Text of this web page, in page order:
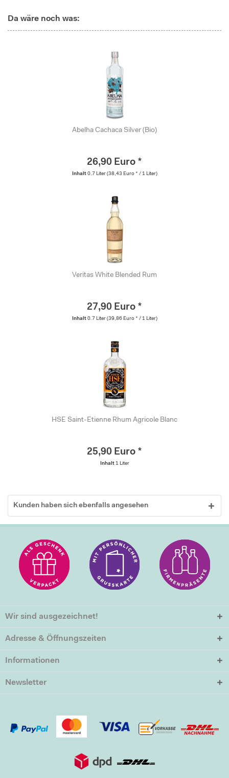
Da wäre noch was:
Abelha Cachaca Silver (Bio)
26,90 Euro *
Inhalt 0.7 Liter (38,43 Euro * / 1 Liter)
Veritas White Blended Rum
27,90 Euro *
Inhalt 0.7 Liter (39,86 Euro * / 1 Liter)
HSE Saint-Etienne Rhum Agricole Blanc
25,90 Euro *
Inhalt 1 Liter
Kunden haben sich ebenfalls angesehen
Wir sind ausgezeichnet!
Adresse & Öffnungszeiten
Informationen
Newsletter